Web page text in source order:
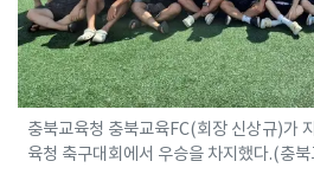
충북교육청 충북교육FC(회장 신상규)가
육청 축구대회에서 우승을 차지했다.(충